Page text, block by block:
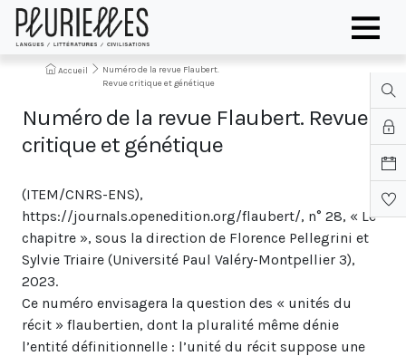
Accueil
Numéro de la revue Flaubert.
Revue critique et génétique
Numéro de la revue Flaubert. Revue
critique et génétique
(ITEM/CNRS-ENS),
https://journals.openedition.org/flaubert/, n° 28, « Le
chapitre », sous la direction de Florence Pellegrini et
Sylvie Triaire (Université Paul Valéry-Montpellier 3),
2023.
Ce numéro envisagera la question des « unités du
récit » flaubertien, dont la pluralité même dénie
l’entité définitionnelle : l’unité du récit suppose une